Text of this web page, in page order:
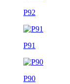
P92
P91
P90